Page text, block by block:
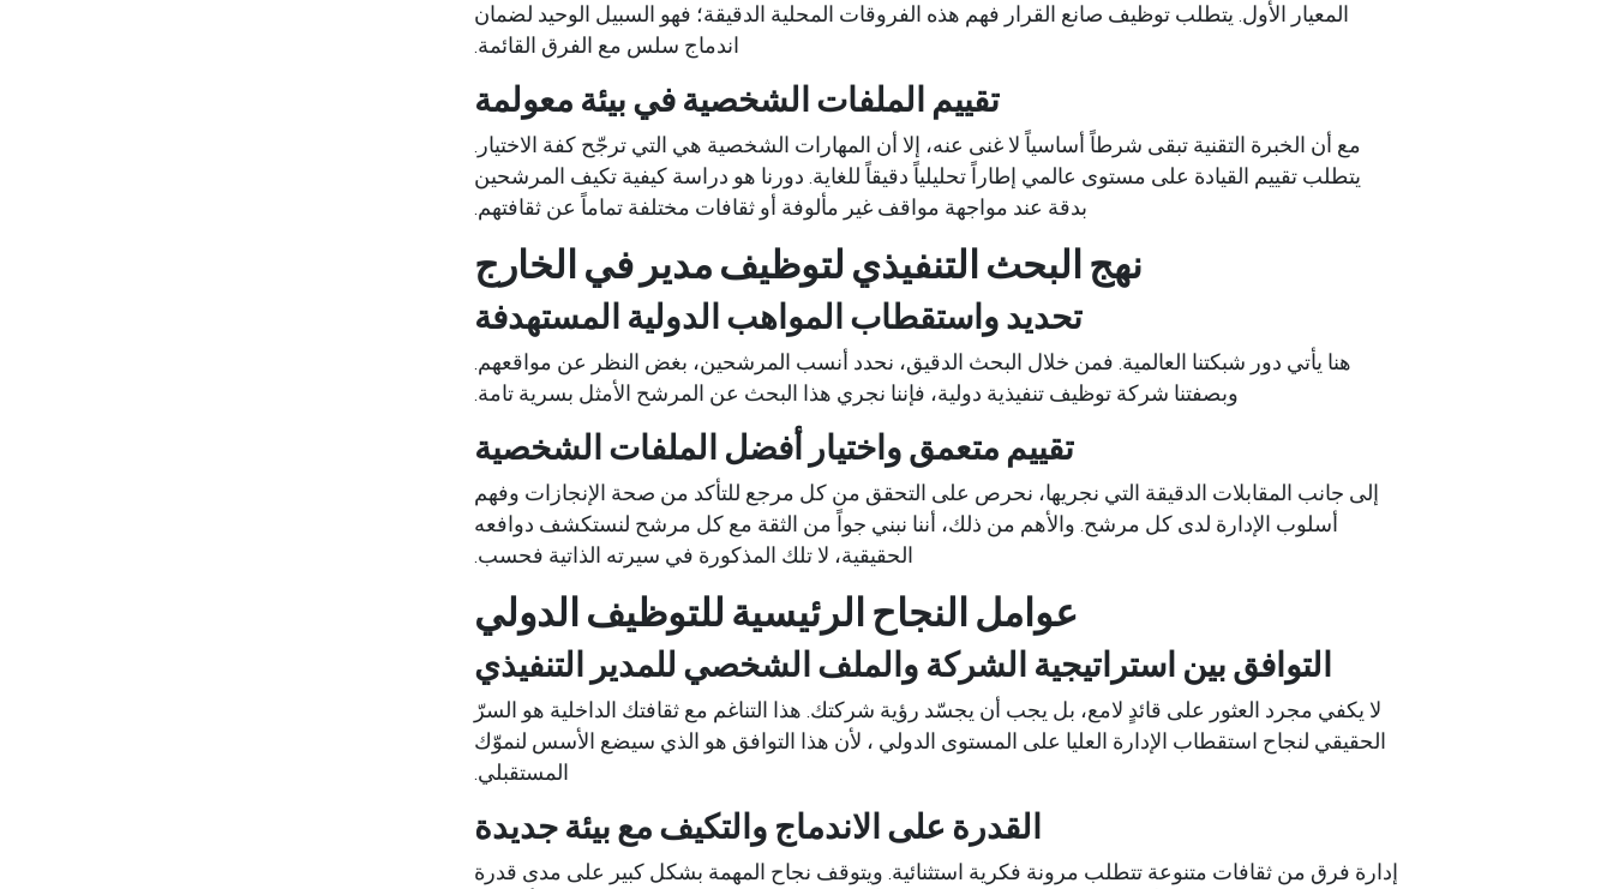
المعيار الأول. يتطلب توظيف صانع القرار فهم هذه الفروقات المحلية الدقيقة؛ فهو السبيل الوحيد لضمان
اندماج سلس مع الفرق القائمة.
تقييم الملفات الشخصية في بيئة معولمة
مع أن الخبرة التقنية تبقى شرطاً أساسياً لا غنى عنه، إلا أن المهارات الشخصية هي التي ترجّح كفة الاختيار.
يتطلب تقييم القيادة على مستوى عالمي إطاراً تحليلياً دقيقاً للغاية. دورنا هو دراسة كيفية تكيف المرشحين
بدقة عند مواجهة مواقف غير مألوفة أو ثقافات مختلفة تماماً عن ثقافتهم.
نهج البحث التنفيذي لتوظيف مدير في الخارج
تحديد واستقطاب المواهب الدولية المستهدفة
هنا يأتي دور شبكتنا العالمية. فمن خلال البحث الدقيق، نحدد أنسب المرشحين، بغض النظر عن مواقعهم.
وبصفتنا شركة توظيف تنفيذية دولية، فإننا نجري هذا البحث عن المرشح الأمثل بسرية تامة.
تقييم متعمق واختيار أفضل الملفات الشخصية
إلى جانب المقابلات الدقيقة التي نجريها، نحرص على التحقق من كل مرجع للتأكد من صحة الإنجازات وفهم
أسلوب الإدارة لدى كل مرشح. والأهم من ذلك، أننا نبني جواً من الثقة مع كل مرشح لنستكشف دوافعه
الحقيقية، لا تلك المذكورة في سيرته الذاتية فحسب.
عوامل النجاح الرئيسية للتوظيف الدولي
التوافق بين استراتيجية الشركة والملف الشخصي للمدير التنفيذي
لا يكفي مجرد العثور على قائدٍ لامع، بل يجب أن يجسّد رؤية شركتك. هذا التناغم مع ثقافتك الداخلية هو السرّ
الحقيقي لنجاح استقطاب الإدارة العليا على المستوى الدولي ، لأن هذا التوافق هو الذي سيضع الأسس لنموّك
المستقبلي.
القدرة على الاندماج والتكيف مع بيئة جديدة
إدارة فرق من ثقافات متنوعة تتطلب مرونة فكرية استثنائية. ويتوقف نجاح المهمة بشكل كبير على مدى قدرة